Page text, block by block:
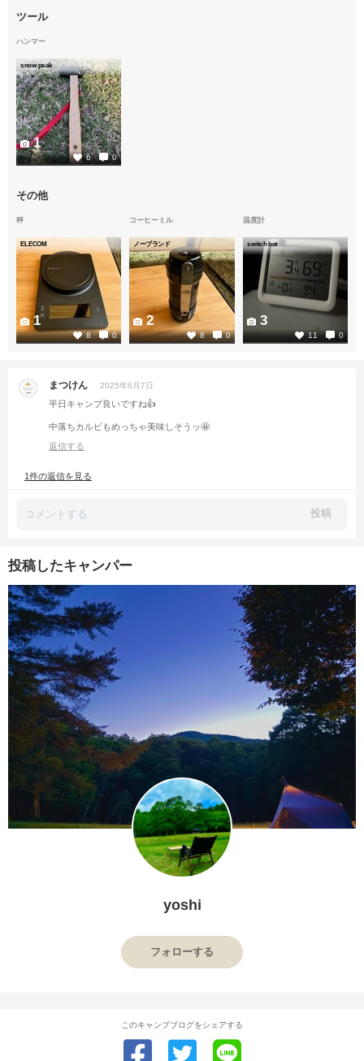
ツール
ハンマー
snow peak
6 0
1
その他
秤
ELECOM
8 0
1
コーヒーミル
ノーブランド
8 0
2
温度計
switch bot
11 0
3
まつけん 2025年6月7日
平日キャンプ良いですね👍
中落ちカルビもめっちゃ美味しそうッ🤩
返信する
1件の返信を見る
投稿
投稿したキャンパー
yoshi
フォローする
このキャンプブログをシェアする